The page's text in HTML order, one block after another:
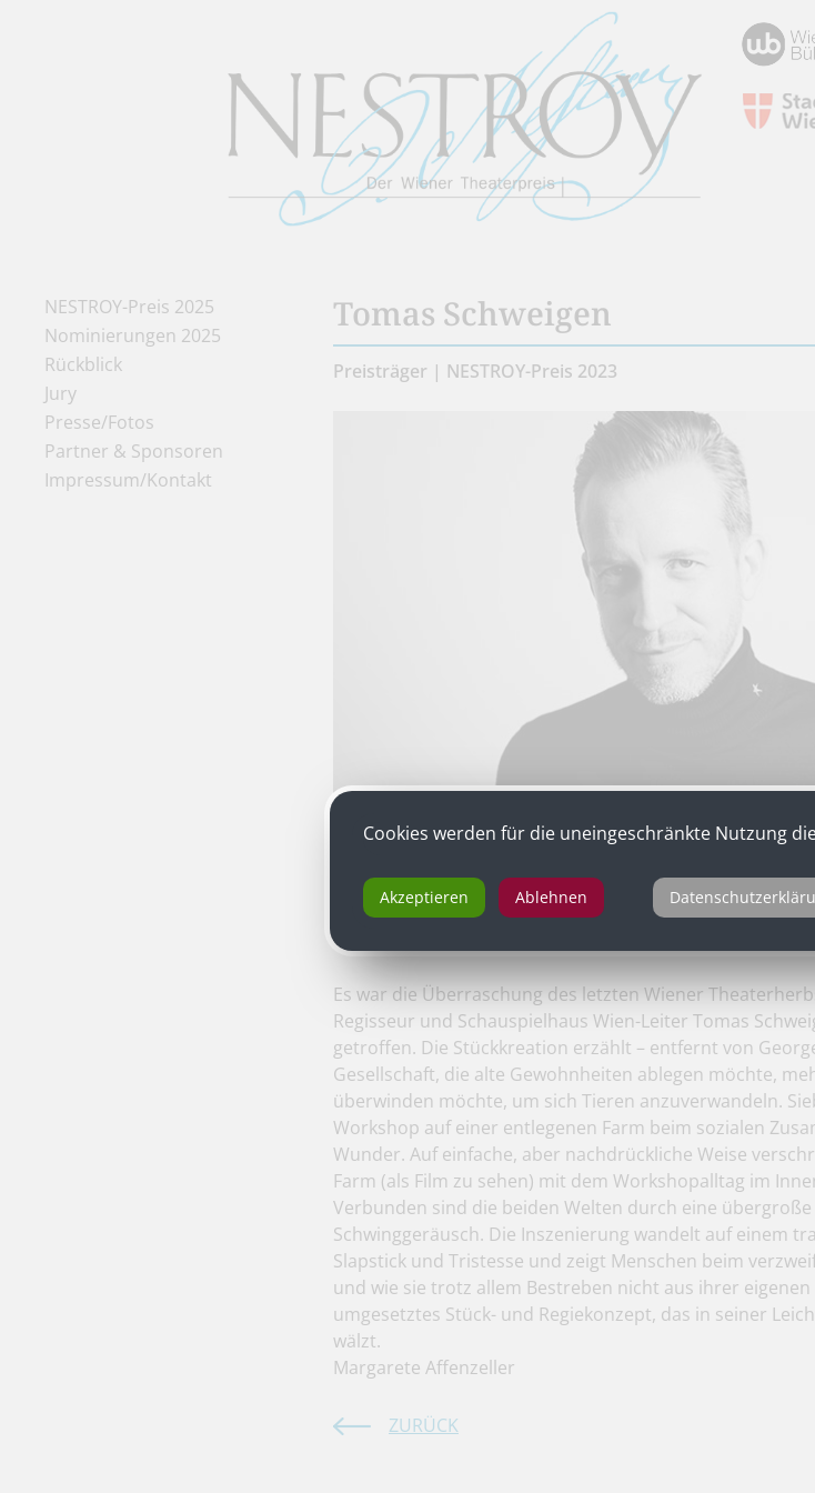
NESTROY-Preis 2025
Nominierungen 2025
Rückblick
Jury
Presse/Fotos
Partner & Sponsoren
Impressum/Kontakt
Tomas Schweigen
Preisträger | NESTROY-Preis 2023
Tomas Schweigen
Es war die Überraschung des letzten Wiener
Regisseur und Schauspielhaus Wien-Leiter Tomas
getroffen. Die Stückkreation erzählt – entfernt von
Gesellschaft, die alte Gewohnheiten ablegen möchte,
überwinden möchte, um sich Tieren anzuverwandeln.
Workshop auf einer entlegenen Farm beim sozialen
Wunder. Auf einfache, aber nachdrückliche Weise
Farm (als Film zu sehen) mit dem Workshopalltag im
Verbunden sind die beiden Welten durch eine
Schwinggeräusch. Die Inszenierung wandelt auf einem
Slapstick und Tristesse und zeigt Menschen beim
und wie sie trotz allem Bestreben nicht aus ihrer
umgesetztes Stück- und Regiekonzept, das in seiner
wälzt.
Margarete Affenzeller
ZURÜCK
Cookies werden für die uneingeschränkte Nutzung
Akzeptieren Ablehnen